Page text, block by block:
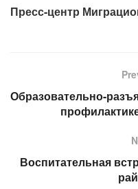
Пресс-центр
Образовательно-
Воспитательная